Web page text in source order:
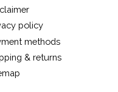
policy
methods
& returns